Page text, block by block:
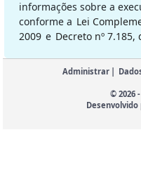
informações sobre a
conforme a Lei
2009 e Decreto nº
Administrar
© 2026
Desenvolvido